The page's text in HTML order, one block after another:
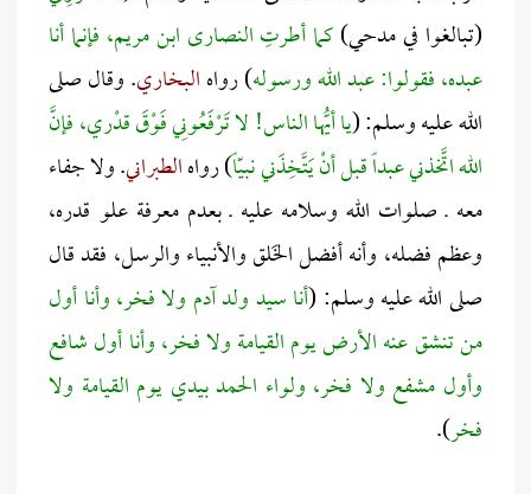
(تبالغوا في مدحي)كما أطرتِ النصارى ابن مريم، فإنما أنا
عبده، فقولوا: عبد الله ورسوله) رواهالبخاري. وقال صلى
الله عليه وسلم: (يا أيُّها الناس! لا تَرْفَعُونِي فَوْقَ قدْري، فإنَّ
الله اتَّخذني عبداً قبل أنْ يَتَّخِذَني نبيّاً) رواهالطبراني. ولا جفاء
معه ـ صلوات الله وسلامه عليه ـ بعدم معرفة علو قدره،
وعظم فضله، وأنه أفضل الخَلق والأنبياء والرسل، فقد قال
صلى الله عليه وسلم: (أنا سيد ولد آدم ولا فخر، وأنا أول
من تنشق عنه الأرض يوم القيامة ولا فخر، وأنا أول شافع
وأول مشفع ولا فخر، ولواء الحمد بيدي يوم القيامة ولا
فخر).